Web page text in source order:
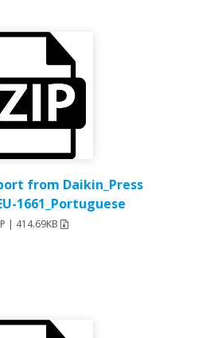
support from Daikin_Press
1661_Portuguese